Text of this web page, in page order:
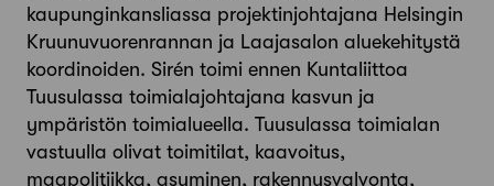
kaupunginkansliassa projektinjohtajana Helsingin
Kruunuvuorenrannan ja Laajasalon aluekehitystä
koordinoiden. Sirén toimi ennen Kuntaliittoa
Tuusulassa toimialajohtajana kasvun ja
ympäristön toimialueella. Tuusulassa toimialan
vastuulla olivat toimitilat, kaavoitus,
maapolitiikka, asuminen, rakennusvalvonta,